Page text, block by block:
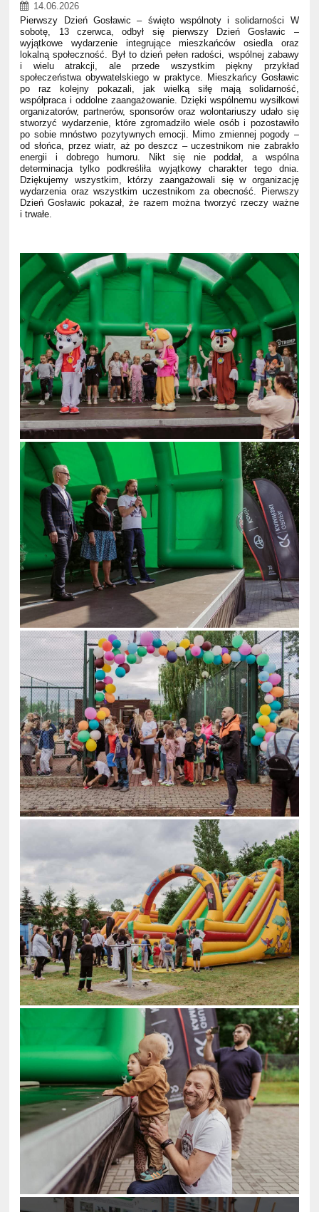
14.06.2026
Pierwszy Dzień Gosławic – święto wspólnoty i solidarności W
sobotę, 13 czerwca, odbył się pierwszy Dzień Gosławic –
wyjątkowe wydarzenie integrujące mieszkańców osiedla oraz
lokalną społeczność. Był to dzień pełen radości, wspólnej zabawy
i wielu atrakcji, ale przede wszystkim piękny przykład
społeczeństwa obywatelskiego w praktyce. Mieszkańcy Gosławic
po raz kolejny pokazali, jak wielką siłę mają solidarność,
współpraca i oddolne zaangażowanie. Dzięki wspólnemu wysiłkowi
organizatorów, partnerów, sponsorów oraz wolontariuszy udało się
stworzyć wydarzenie, które zgromadziło wiele osób i pozostawiło
po sobie mnóstwo pozytywnych emocji. Mimo zmiennej pogody –
od słońca, przez wiatr, aż po deszcz – uczestnikom nie zabrakło
energii i dobrego humoru. Nikt się nie poddał, a wspólna
determinacja tylko podkreśliła wyjątkowy charakter tego dnia.
Dziękujemy wszystkim, którzy zaangażowali się w organizację
wydarzenia oraz wszystkim uczestnikom za obecność. Pierwszy
Dzień Gosławic pokazał, że razem można tworzyć rzeczy ważne
i trwałe.